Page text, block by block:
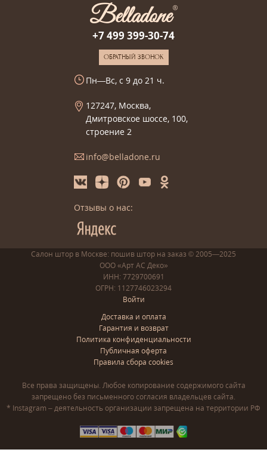
+7 499 399-30-74
ОБРАТНЫЙ ЗВОНОК
Пн—Вс, с 9 до 21 ч.
127247, Москва,
Дмитровское шоссе, 100,
строение 2
info@belladone.ru
Отзывы о нас:
Салон штор в Москве: пошив штор на заказ © 2005—2025
ООО «Арт АС Деко»
ИНН: 7729700691
ОГРН: 1127746023294
Войти
Доставка и оплата
Гарантия и возврат
Политика конфиденциальности
Публичная оферта
Правила сбора cookies
Все права защищены. Любое копирование содержимого сайта
запрещено без письменного согласия владельцев сайта.
* Instagram – деятельность организации запрещена на территории РФ